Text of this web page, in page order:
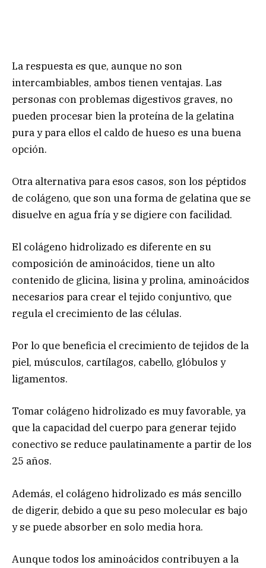
La respuesta es que, aunque no son
intercambiables, ambos tienen ventajas. Las
personas con problemas digestivos graves, no
pueden procesar bien la proteína de la gelatina
pura y para ellos el caldo de hueso es una buena
opción.
Otra alternativa para esos casos, son los péptidos
de colágeno, que son una forma de gelatina que se
disuelve en agua fría y se digiere con facilidad.
El colágeno hidrolizado es diferente en su
composición de aminoácidos, tiene un alto
contenido de glicina, lisina y prolina, aminoácidos
necesarios para crear el tejido conjuntivo, que
regula el crecimiento de las células.
Por lo que beneficia el crecimiento de tejidos de la
piel, músculos, cartílagos, cabello, glóbulos y
ligamentos.
Tomar colágeno hidrolizado es muy favorable, ya
que la capacidad del cuerpo para generar tejido
conectivo se reduce paulatinamente a partir de los
25 años.
Además, el colágeno hidrolizado es más sencillo
de digerir, debido a que su peso molecular es bajo
y se puede absorber en solo media hora.
Aunque todos los aminoácidos contribuyen a la